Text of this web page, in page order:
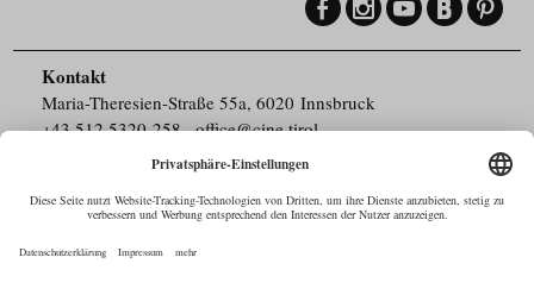
Kontakt
Maria-Theresien-Straße 55a, 6020 Innsbruck
+43.512.5320-258,office@cine.tirol
Barrierefreiheit
Pressebereich
Datenschutz
Commercials in Tirol